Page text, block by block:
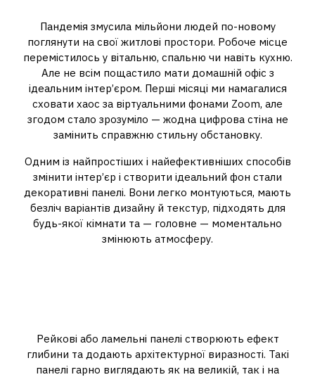
Пандемія змусила мільйони людей по-новому
поглянути на свої житлові простори. Робоче місце
перемістилось у вітальню, спальню чи навіть кухню.
Але не всім пощастило мати домашній офіс з
ідеальним інтер’єром. Перші місяці ми намагалися
сховати хаос за віртуальними фонами Zoom, але
згодом стало зрозуміло — жодна цифрова стіна не
замінить справжню стильну обстановку.
Одним із найпростіших і найефективніших способів
змінити інтер’єр і створити ідеальний фон стали
декоративні панелі. Вони легко монтуються, мають
безліч варіантів дизайну й текстур, підходять для
будь-якої кімнати та — головне — моментально
змінюють атмосферу.
Рейкові або ламельні панелі створюють ефект
глибини та додають архітектурної виразності. Такі
панелі гарно виглядають як на великій, так і на